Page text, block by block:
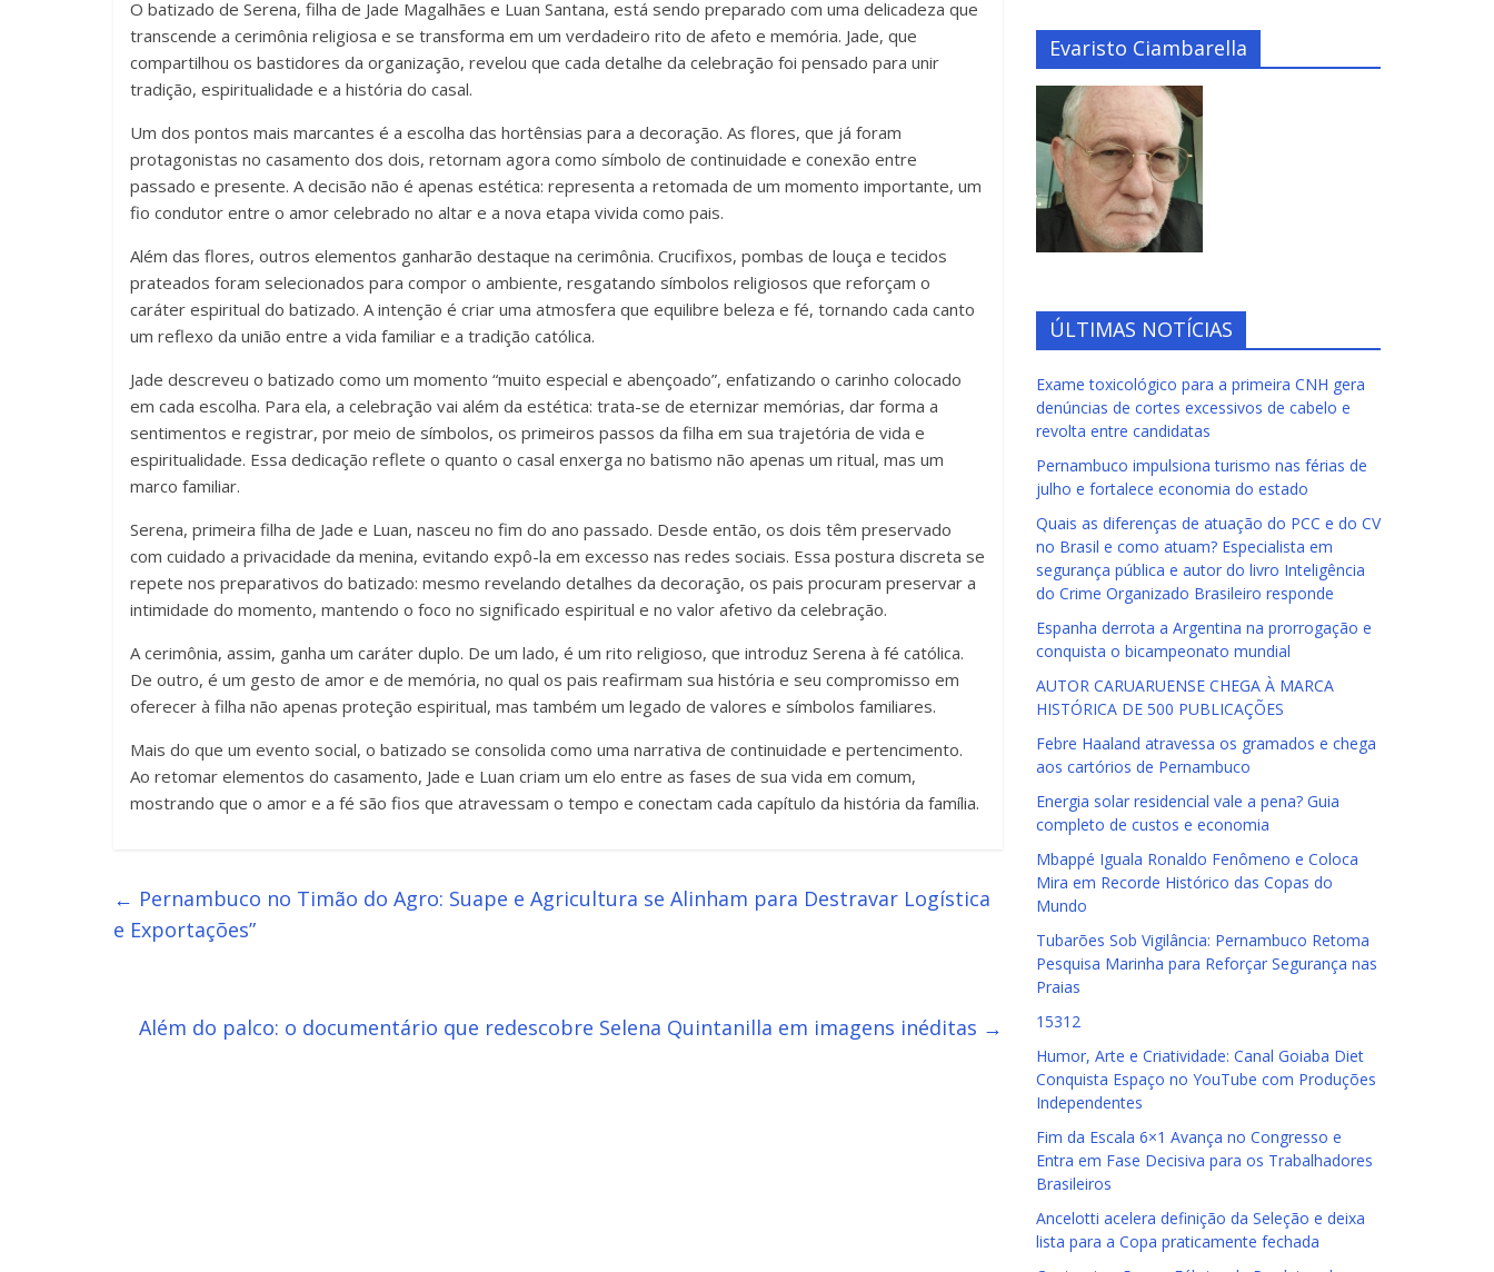
O batizado de Serena, filha de Jade Magalhães e Luan Santana, está sendo preparado com uma delicadeza que
transcende a cerimônia religiosa e se transforma em um verdadeiro rito de afeto e memória. Jade, que
compartilhou os bastidores da organização, revelou que cada detalhe da celebração foi pensado para unir
tradição, espiritualidade e a história do casal.
Um dos pontos mais marcantes é a escolha das hortênsias para a decoração. As flores, que já foram
protagonistas no casamento dos dois, retornam agora como símbolo de continuidade e conexão entre
passado e presente. A decisão não é apenas estética: representa a retomada de um momento importante, um
fio condutor entre o amor celebrado no altar e a nova etapa vivida como pais.
Além das flores, outros elementos ganharão destaque na cerimônia. Crucifixos, pombas de louça e tecidos
prateados foram selecionados para compor o ambiente, resgatando símbolos religiosos que reforçam o
caráter espiritual do batizado. A intenção é criar uma atmosfera que equilibre beleza e fé, tornando cada canto
um reflexo da união entre a vida familiar e a tradição católica.
Jade descreveu o batizado como um momento “muito especial e abençoado”, enfatizando o carinho colocado
em cada escolha. Para ela, a celebração vai além da estética: trata-se de eternizar memórias, dar forma a
sentimentos e registrar, por meio de símbolos, os primeiros passos da filha em sua trajetória de vida e
espiritualidade. Essa dedicação reflete o quanto o casal enxerga no batismo não apenas um ritual, mas um
marco familiar.
Serena, primeira filha de Jade e Luan, nasceu no fim do ano passado. Desde então, os dois têm preservado
com cuidado a privacidade da menina, evitando expô-la em excesso nas redes sociais. Essa postura discreta se
repete nos preparativos do batizado: mesmo revelando detalhes da decoração, os pais procuram preservar a
intimidade do momento, mantendo o foco no significado espiritual e no valor afetivo da celebração.
A cerimônia, assim, ganha um caráter duplo. De um lado, é um rito religioso, que introduz Serena à fé católica.
De outro, é um gesto de amor e de memória, no qual os pais reafirmam sua história e seu compromisso em
oferecer à filha não apenas proteção espiritual, mas também um legado de valores e símbolos familiares.
Mais do que um evento social, o batizado se consolida como uma narrativa de continuidade e pertencimento.
Ao retomar elementos do casamento, Jade e Luan criam um elo entre as fases de sua vida em comum,
mostrando que o amor e a fé são fios que atravessam o tempo e conectam cada capítulo da história da família.
← Pernambuco no Timão do Agro: Suape e Agricultura se Alinham para Destravar Logística
e Exportações”
Além do palco: o documentário que redescobre Selena Quintanilla em imagens inéditas →
Evaristo Ciambarella
ÚLTIMAS NOTÍCIAS
Exame toxicológico para a primeira CNH gera
denúncias de cortes excessivos de cabelo e
revolta entre candidatas
Pernambuco impulsiona turismo nas férias de
julho e fortalece economia do estado
Quais as diferenças de atuação do PCC e do CV
no Brasil e como atuam? Especialista em
segurança pública e autor do livro Inteligência
do Crime Organizado Brasileiro responde
Espanha derrota a Argentina na prorrogação e
conquista o bicampeonato mundial
AUTOR CARUARUENSE CHEGA À MARCA
HISTÓRICA DE 500 PUBLICAÇÕES
Febre Haaland atravessa os gramados e chega
aos cartórios de Pernambuco
Energia solar residencial vale a pena? Guia
completo de custos e economia
Mbappé Iguala Ronaldo Fenômeno e Coloca
Mira em Recorde Histórico das Copas do
Mundo
Tubarões Sob Vigilância: Pernambuco Retoma
Pesquisa Marinha para Reforçar Segurança nas
Praias
15312
Humor, Arte e Criatividade: Canal Goiaba Diet
Conquista Espaço no YouTube com Produções
Independentes
Fim da Escala 6×1 Avança no Congresso e
Entra em Fase Decisiva para os Trabalhadores
Brasileiros
Ancelotti acelera definição da Seleção e deixa
lista para a Copa praticamente fechada